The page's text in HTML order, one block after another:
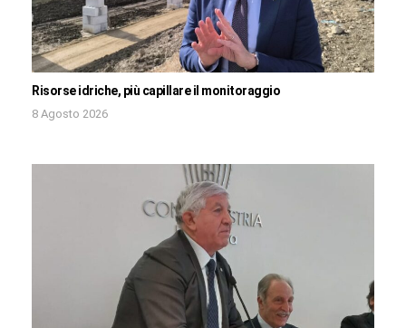
Risorse idriche, più capillare il monitoraggio
8 Agosto 2026